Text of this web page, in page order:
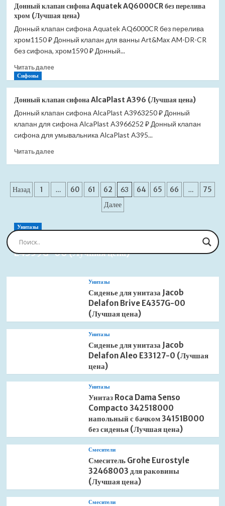
(Лучшая
для
мусора
JAVA
S-
883B-
12
сенсорное
(Лучшая
Донный клапан сифона Aquatek AQ6000CR без перелива
хром (Лучшая цена)
Донный клапан сифона Aquatek AQ6000CR без перелива
хром1150 ₽ Донный клапан для ванны Art&Max AM-DR-CR
без сифона, хром1590 ₽ Донный...
Читать далееПрочитать
клапан
сифона
Aquatek
AQ6000CR
перелива
цена)
Сифоны
Донный клапан сифона AlcaPlast A396 (Лучшая цена)
Донный клапан сифона AlcaPlast A3963250 ₽ Донный
клапан для сифона AlcaPlast A3966252 ₽ Донный клапан
сифона для умывальника AlcaPlast A395...
Читать далееПрочитать
клапан
сифона
Пагинация
Назад 1 … 60 61 62 63 64 65 66 …
75
Далее
Унитазы
Сиденье для унитаза Jacob Delafon Brive
E4359G-00 (Лучшая цена)
Унитазы
Сиденье для унитаза Jacob
Delafon Brive E4357G-00
(Лучшая цена)
Унитазы
Сиденье для унитаза Jacob
Delafon Aleo E33127-0 (Лучшая
цена)
Унитазы
Унитаз Roca Dama Senso
Compacto 342518000
напольный с бачком 34151B000
без сиденья (Лучшая цена)
Смесители
Смеситель Grohe Eurostyle
32468003 для раковины
(Лучшая цена)
Смесители